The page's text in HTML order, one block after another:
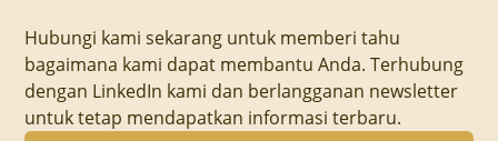
Hubungi kami sekarang untuk memberi tahu
bagaimana kami dapat membantu Anda. Terhubung
dengan LinkedIn kami dan berlangganan newsletter
untuk tetap mendapatkan informasi terbaru.